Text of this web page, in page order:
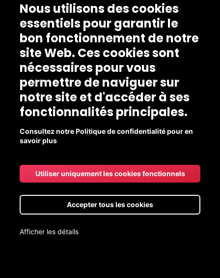
Saint-Fulgence
Ferme aux trois soleils
Nous utilisons des cookies
essentiels pour garantir le
bon fonctionnement de notre
site Web. Ces cookies sont
nécessaires pour vous
permettre de naviguer sur
notre site et d'accéder à ses
fonctionnalités principales.
Consultez notre Politique de confidentialité pour en
savoir plus
Utiliser uniquement les cookies fonctionnels
Accepter tous les cookies
Afficher les détails